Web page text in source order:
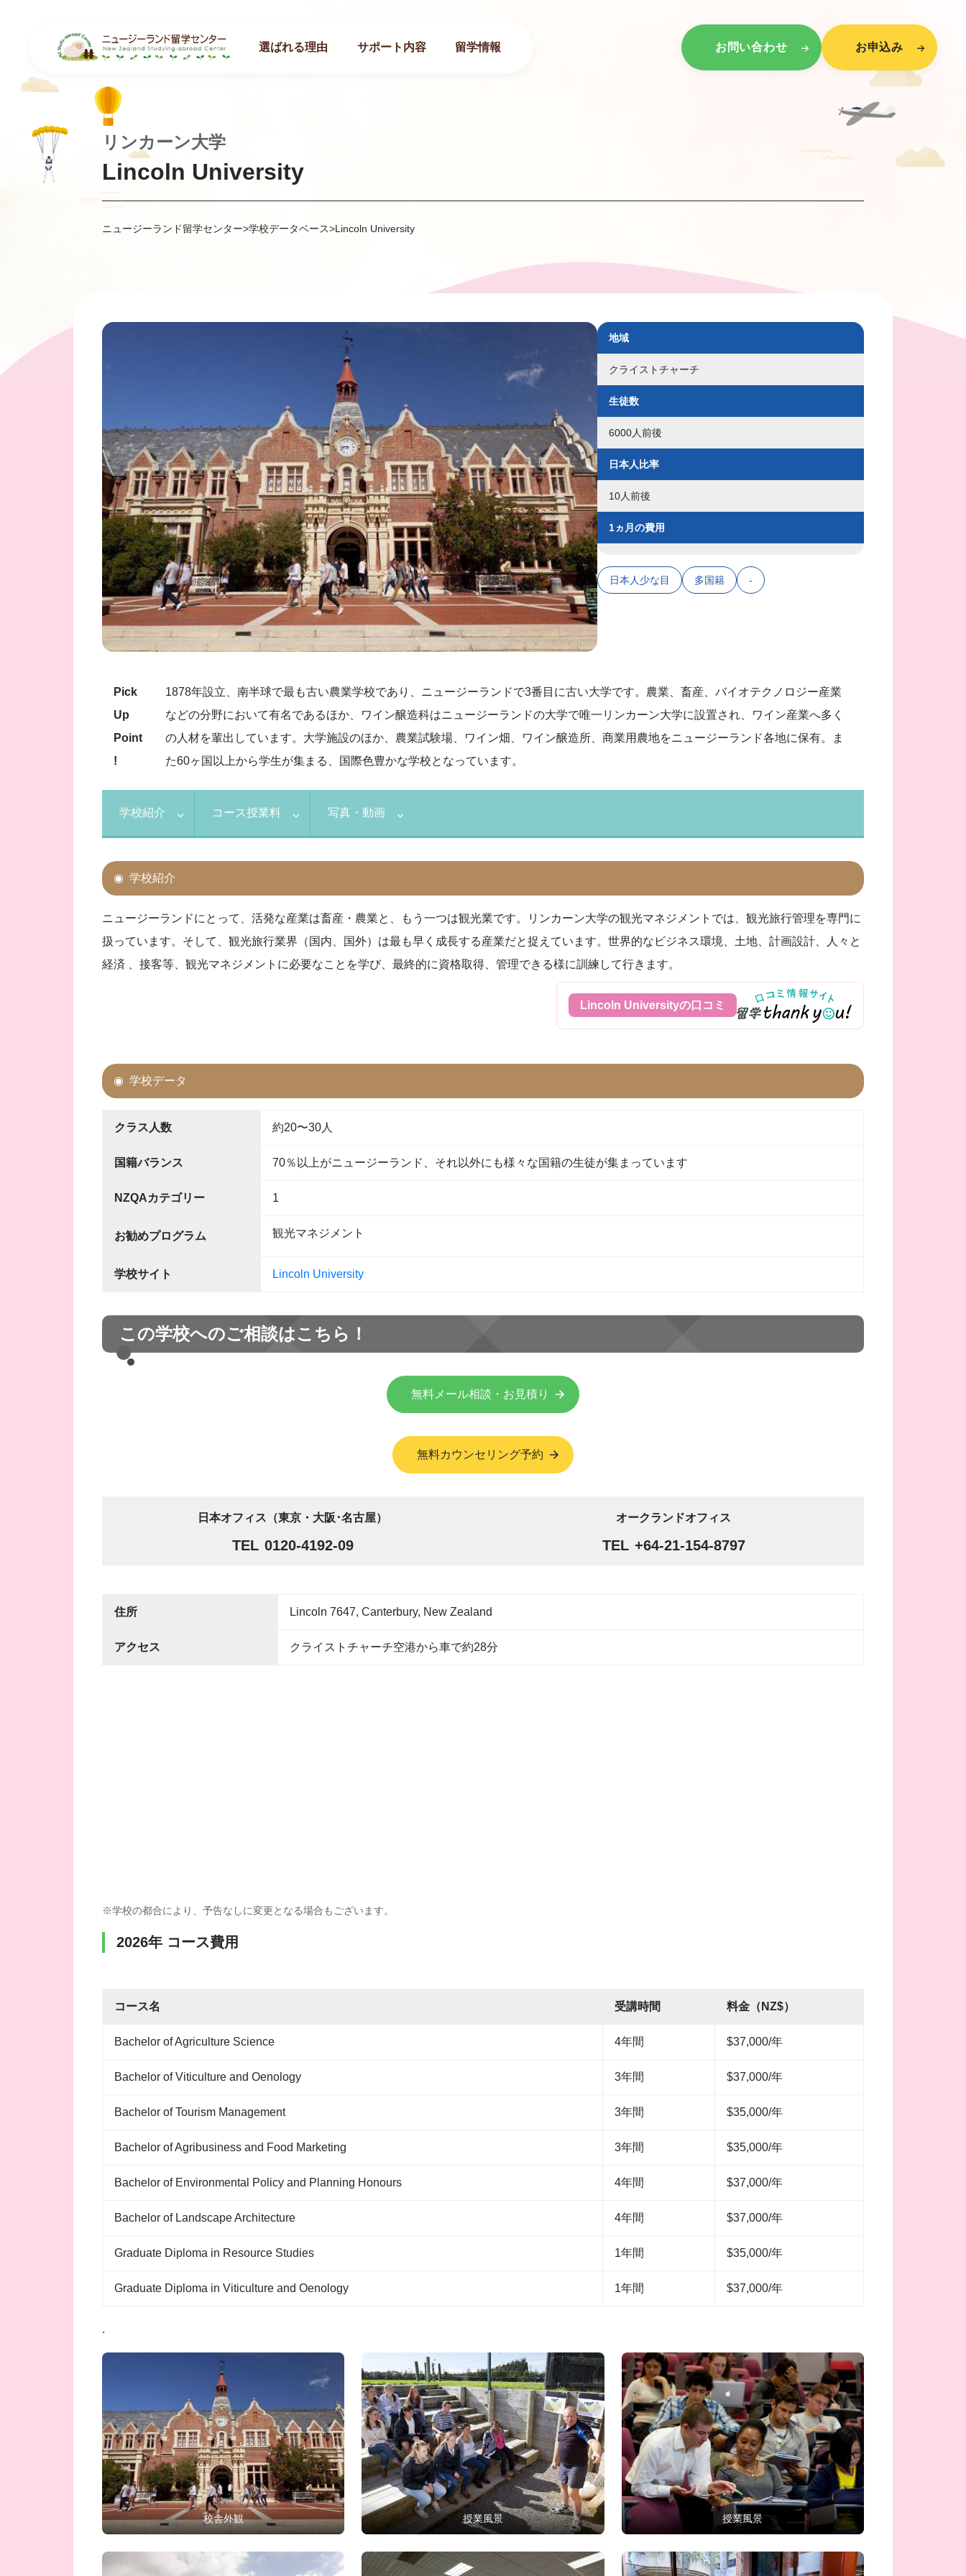
選ばれる理由 サポート内容 留学情報 お問い合わせ お申込み
Lincoln University
リンカーン大学
ニュージーランド留学センター>学校データベース>Lincoln University
地域
クライストチャーチ
生徒数
6000人前後
日本人比率
10人前後
1ヵ月の費用
日本人少な目 多国籍 -
Pick
Up
Point
!
1878年設立、南半球で最も古い農業学校であり、ニュージーランドで3番目に古い大学です。農業、畜産、バイオテクノロジー産業
などの分野において有名であるほか、ワイン醸造科はニュージーランドの大学で唯一リンカーン大学に設置され、ワイン産業へ多く
の人材を輩出しています。大学施設のほか、農業試験場、ワイン畑、ワイン醸造所、商業用農地をニュージーランド各地に保有。ま
た60ヶ国以上から学生が集まる、国際色豊かな学校となっています。
学校紹介 コース授業料 写真・動画
学校紹介
ニュージーランドにとって、活発な産業は畜産・農業と、もう一つは観光業です。リンカーン大学の観光マネジメントでは、観光旅行管理を専門に
扱っています。そして、観光旅行業界（国内、国外）は最も早く成長する産業だと捉えています。世界的なビジネス環境、土地、計画設計、人々と
経済 、接客等、観光マネジメントに必要なことを学び、最終的に資格取得、管理できる様に訓練して行きます。
Lincoln Universityの口コミ
学校データ
クラス人数 約20〜30人
国籍バランス 70％以上がニュージーランド、それ以外にも様々な国籍の生徒が集まっています
NZQAカテゴリー 1
お勧めプログラム 観光マネジメント
学校サイト Lincoln University
この学校へのご相談はこちら！
無料メール相談・お見積り
無料カウンセリング予約
日本オフィス（東京・大阪･名古屋）
TEL 0120-4192-09
オークランドオフィス
TEL +64-21-154-8797
住所 Lincoln 7647, Canterbury, New Zealand
アクセス クライストチャーチ空港から車で約28分
※学校の都合により、予告なしに変更となる場合もございます。
2026年 コース費用
コース名 受講時間 料金（NZ$）
Bachelor of Agriculture Science 4年間 $37,000/年
Bachelor of Viticulture and Oenology 3年間 $37,000/年
Bachelor of Tourism Management 3年間 $35,000/年
Bachelor of Agribusiness and Food Marketing 3年間 $35,000/年
Bachelor of Environmental Policy and Planning Honours 4年間 $37,000/年
Bachelor of Landscape Architecture 4年間 $37,000/年
Graduate Diploma in Resource Studies 1年間 $35,000/年
Graduate Diploma in Viticulture and Oenology 1年間 $37,000/年
.
校舎外観 授業風景 授業風景